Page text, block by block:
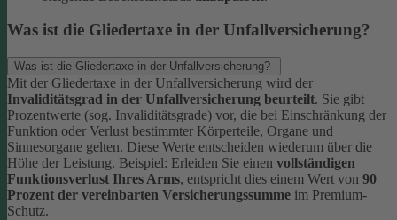
Was ist die Gliedertaxe in der Unfallversicherung?
Was ist die Gliedertaxe in der Unfallversicherung?
Mit der Gliedertaxe in der Unfallversicherung wird der
Invaliditätsgrad in der Unfallversicherung beurteilt. Sie gibt
Prozentwerte (sog. Invaliditätsgrade) vor, die bei Einschränkung der
Funktion oder Verlust bestimmter Körperteile, Organe und
Sinnesorgane gelten. Diese Werte entscheiden wiederum über die
Höhe der Leistung. Beispiel: Erleiden Sie einen vollständigen
Funktionsverlust Ihres Arms, entspricht dies einem Wert von 90
Prozent der vereinbarten Versicherungssumme im Premium-
Schutz.